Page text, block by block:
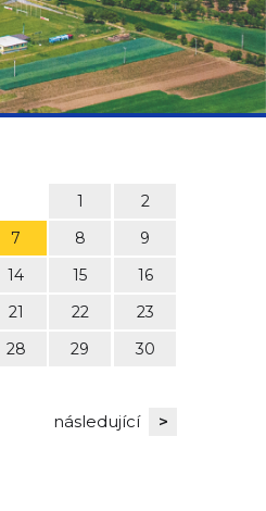
1
2
7 8
9
14 15
16
21 22
23
28 29
30
následující >